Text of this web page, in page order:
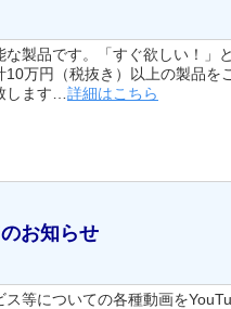
な製品です。「すぐ欲しい！」
万円（税抜き）以上の製品を
します… 詳細はこちら
お知らせ
等についての各種動画を